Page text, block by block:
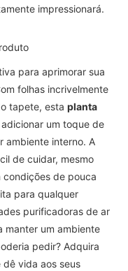
impressionará.
para aprimorar sua
folhas incrivelmente
tapete, esta planta
um toque de
ambiente interno. A
de cuidar, mesmo
de pouca
para qualquer
purificadoras de ar
manter um ambiente
pedir? Adquira
dê vida aos seus